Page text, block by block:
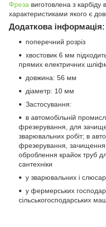
Фреза виготовлена з
характеристиками якого є
Додаткова інформація:
поперечний розріз
хвостовик 6 мм
прямих електричних
довжина: 56 мм
діаметр: 10 мм
Застосування:
в автомобільній
фрезерування, для
зварювальних робіт; в
фрезерування, зачищення
оброблення крайок труб
сантехніки
у зварювальних і
у фермерських
сільськогосподарських